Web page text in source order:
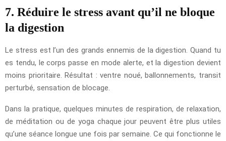
7. Réduire le stress avant qu’il ne bloque
la digestion
Le stress est l’un des grands ennemis de la digestion. Quand tu
es tendu, le corps passe en mode alerte, et la digestion devient
moins prioritaire. Résultat : ventre noué, ballonnements, transit
perturbé, sensation de blocage.
Dans la pratique, quelques minutes de respiration, de relaxation,
de méditation ou de yoga chaque jour peuvent être plus utiles
qu’une séance longue une fois par semaine. Ce qui fonctionne le